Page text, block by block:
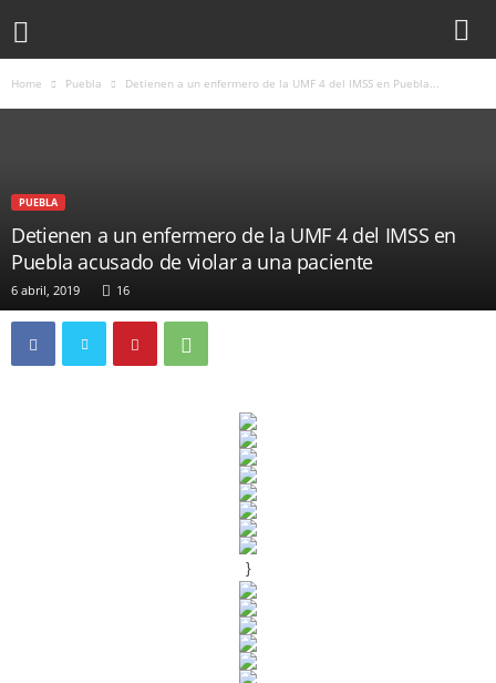
Home Puebla Detienen a un enfermero de la UMF 4 del IMSS en Puebla...
PUEBLA
Detienen a un enfermero de la UMF 4 del IMSS en
Puebla acusado de violar a una paciente
6 abril, 2019 16
}